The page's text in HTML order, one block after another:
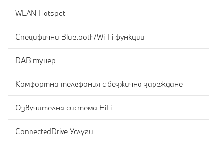
WLAN Hotspot
Специфични Bluetooth/Wi-Fi функции
DAB тунер
Комфортна телефония с безжично зареждане
Озвучителна система HiFi
ConnectedDrive Услуги